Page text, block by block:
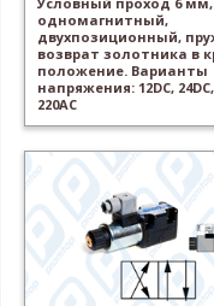
одномагнитный,
двухпозиционный,
возврат золотника в
положение. Варианты
напряжения: 12DC, 24DC,
220AC